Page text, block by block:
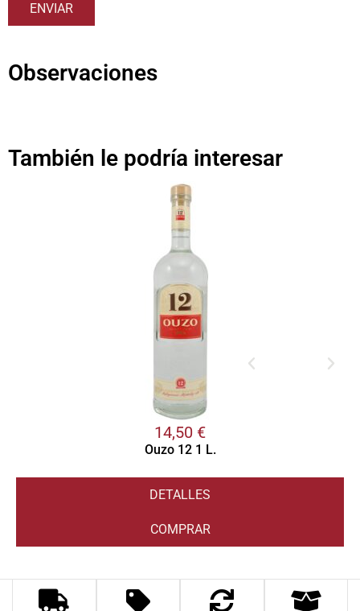
Observaciones
También le podría interesar
14,50 €
Ouzo 12 1 L.
DETALLES
COMPRAR